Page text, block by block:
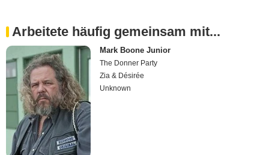
Arbeitete häufig gemeinsam mit...
Mark Boone Junior
The Donner Party
Zia & Désirée
Unknown